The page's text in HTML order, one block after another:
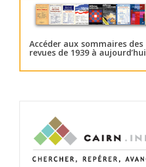
Accéder aux sommaires des
revues de 1939 à aujourd’hui